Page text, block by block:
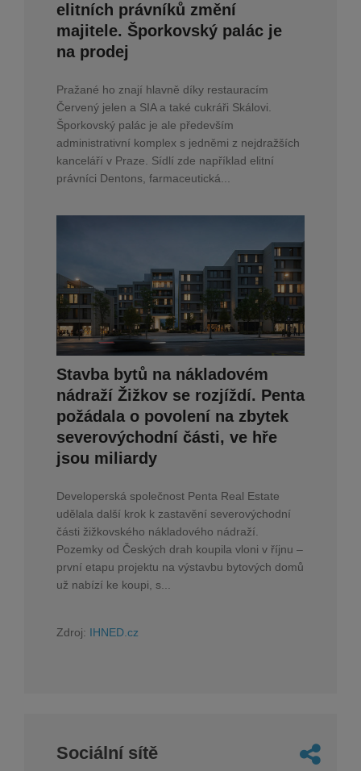
elitních právníků změní
majitele. Šporkovský palác je
na prodej
Pražané ho znají hlavně díky restauracím
Červený jelen a SIA a také cukráři Skálovi.
Šporkovský palác je ale především
administrativní komplex s jedněmi z nejdražších
kanceláří v Praze. Sídlí zde například elitní
právníci Dentons, farmaceutická...
Stavba bytů na nákladovém
nádraží Žižkov se rozjíždí. Penta
požádala o povolení na zbytek
severovýchodní části, ve hře
jsou miliardy
Developerská společnost Penta Real Estate
udělala další krok k zastavění severovýchodní
části žižkovského nákladového nádraží.
Pozemky od Českých drah koupila vloni v říjnu –
první etapu projektu na výstavbu bytových domů
už nabízí ke koupi, s...
Zdroj: IHNED.cz
Sociální sítě